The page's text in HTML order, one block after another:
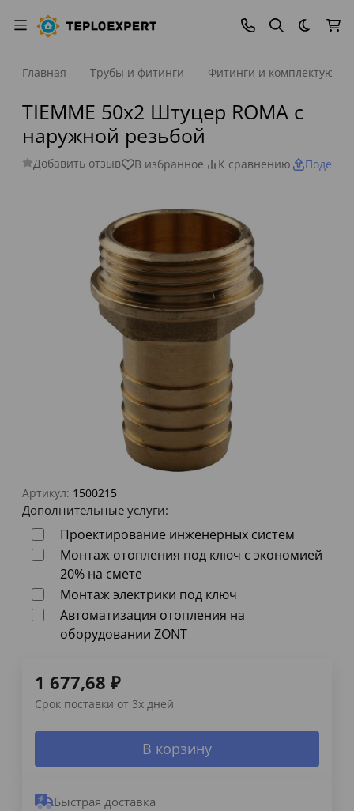
Темная
Главная Трубы и фитинги Фитинги и
TIEMME 50x2 Штуцер ROMA с
наружной резьбой
Добавить отзыв В избранное К сравнению
Артикул: 1500215
Дополнительные услуги:
Проектирование инженерных систем
Монтаж отопления под ключ с экономией
20% на смете
Монтаж электрики под ключ
Автоматизация отопления на
оборудовании ZONT
1 677,68 ₽
Срок поставки от 3х дней
В корзину
Быстрая доставка